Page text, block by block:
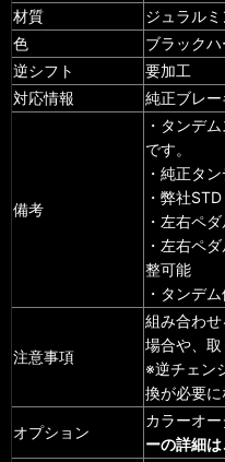
材質
ジュラルミ
色
ブラック
逆シフト
要加工
対応情報
純正ブレ
備考
・タンデ
です。
・純正タ
・弊社
・左右ペ
・左右ペ
整可能
・タンデ
注意事項
組み合わ
場合や、取
※逆チェン
換が必要に
オプション
カラーオ
ーの詳細は